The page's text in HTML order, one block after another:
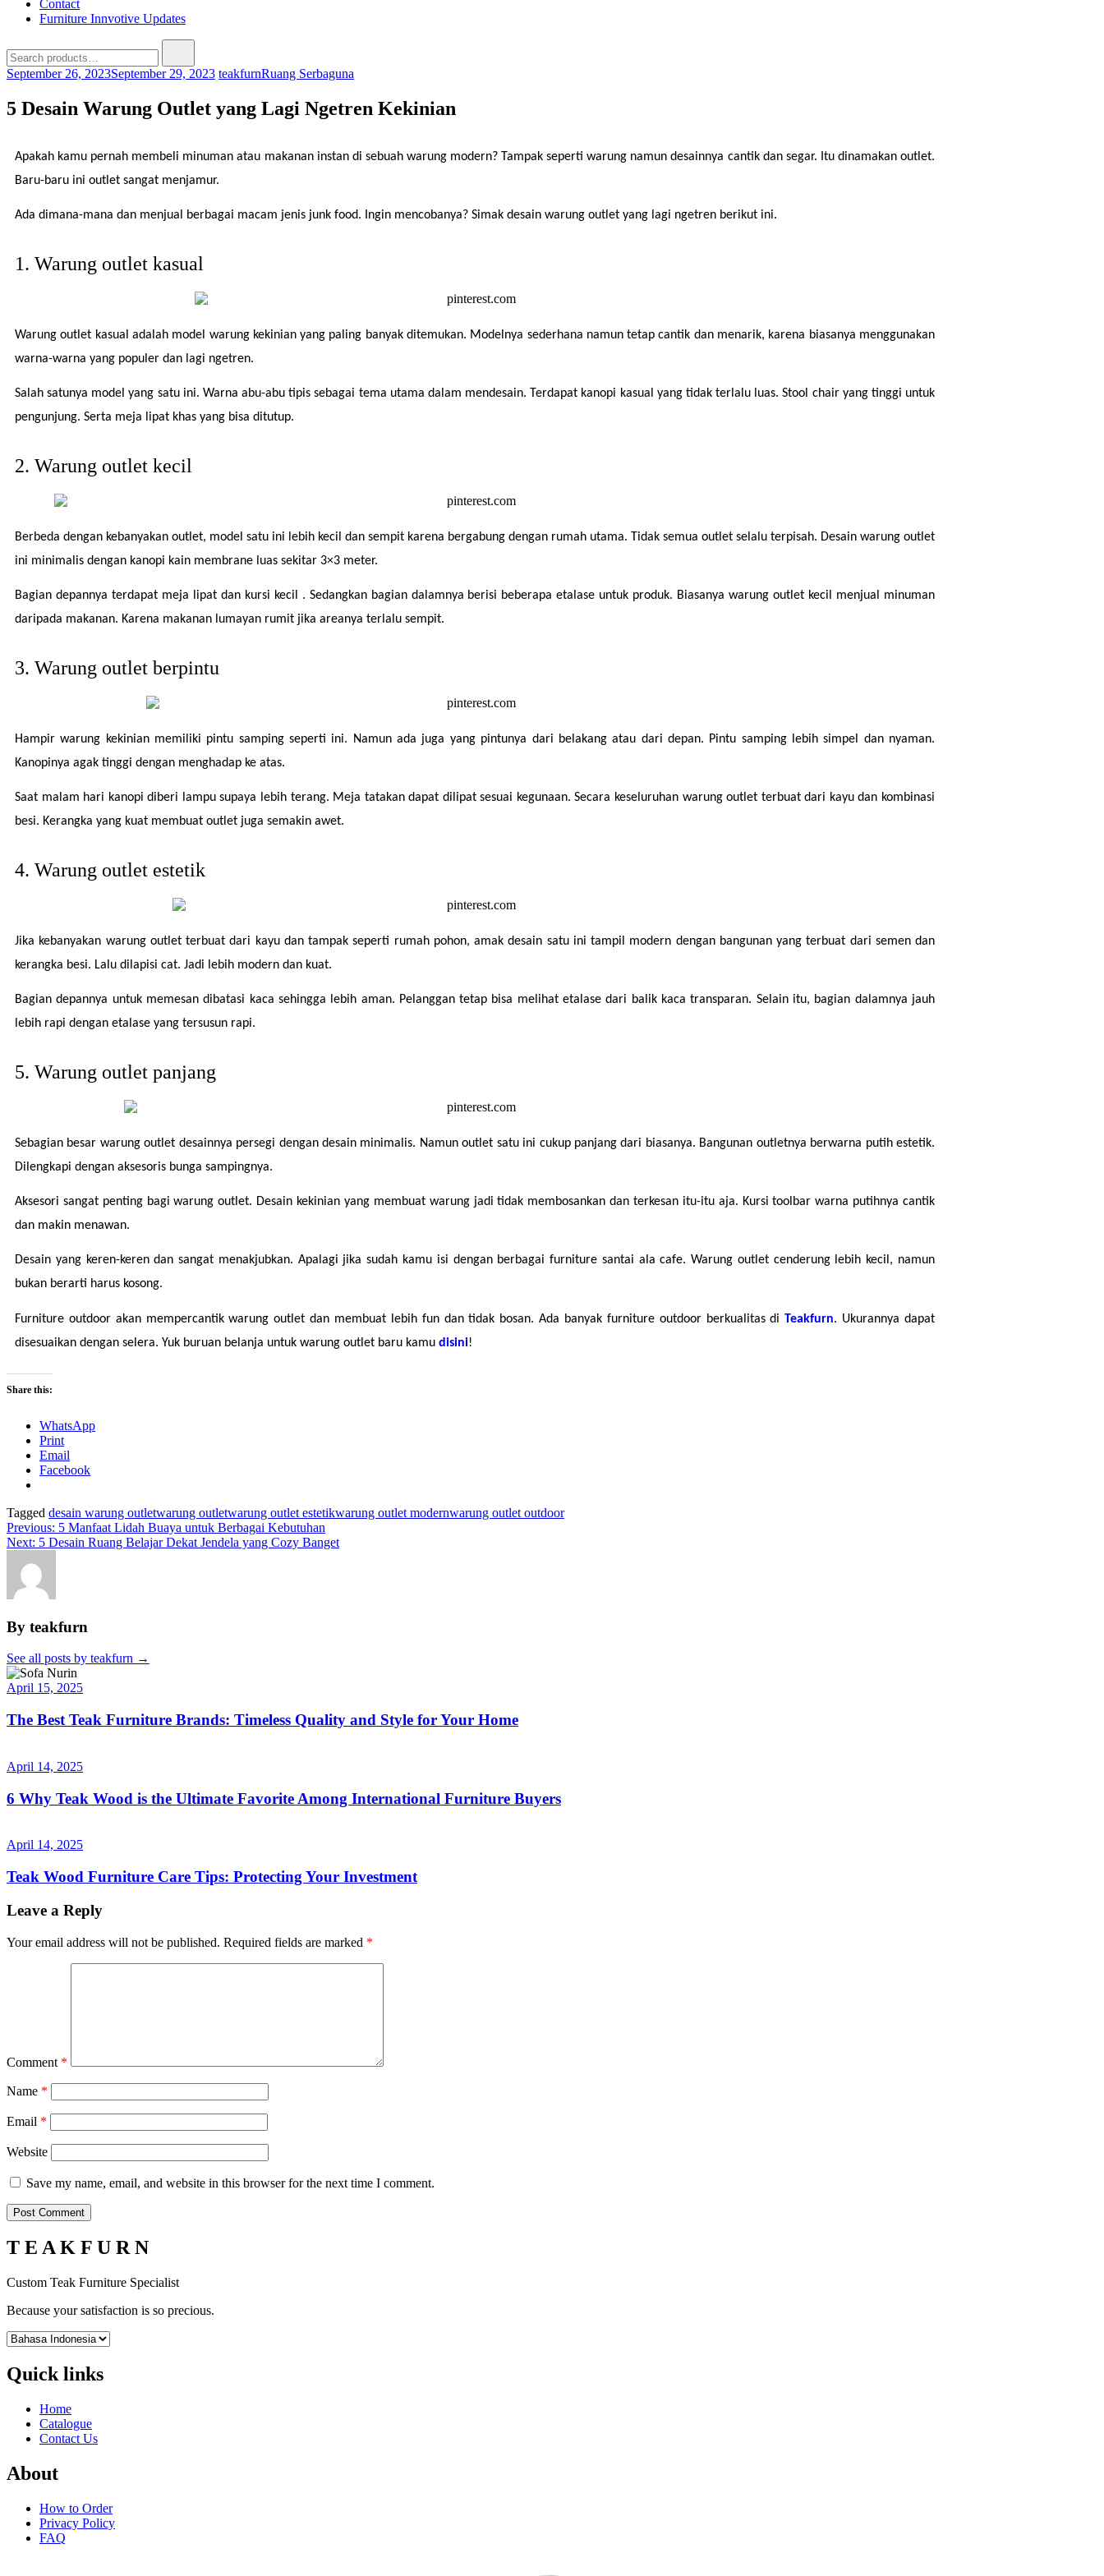
Contact
Furniture Innvotive Updates
September 26, 2023September 29, 2023 teakfurnRuang Serbaguna
5 Desain Warung Outlet yang Lagi Ngetren Kekinian
Apakah kamu pernah membeli minuman atau makanan instan di sebuah warung modern? Tampak seperti warung namun desainnya cantik dan segar. Itu dinamakan outlet.
Baru-baru ini outlet sangat menjamur.
Ada dimana-mana dan menjual berbagai macam jenis junk food. Ingin mencobanya? Simak desain warung outlet yang lagi ngetren berikut ini.
1. Warung outlet kasual
Warung outlet kasual adalah model warung kekinian yang paling banyak ditemukan. Modelnya sederhana namun tetap cantik dan menarik, karena biasanya menggunakan
warna-warna yang populer dan lagi ngetren.
Salah satunya model yang satu ini. Warna abu-abu tipis sebagai tema utama dalam mendesain. Terdapat kanopi kasual yang tidak terlalu luas. Stool chair yang tinggi untuk
pengunjung. Serta meja lipat khas yang bisa ditutup.
2. Warung outlet kecil
Berbeda dengan kebanyakan outlet, model satu ini lebih kecil dan sempit karena bergabung dengan rumah utama. Tidak semua outlet selalu terpisah. Desain warung outlet
ini minimalis dengan kanopi kain membrane luas sekitar 3×3 meter.
Bagian depannya terdapat meja lipat dan kursi kecil . Sedangkan bagian dalamnya berisi beberapa etalase untuk produk. Biasanya warung outlet kecil menjual minuman
daripada makanan. Karena makanan lumayan rumit jika areanya terlalu sempit.
3. Warung outlet berpintu
Hampir warung kekinian memiliki pintu samping seperti ini. Namun ada juga yang pintunya dari belakang atau dari depan. Pintu samping lebih simpel dan nyaman.
Kanopinya agak tinggi dengan menghadap ke atas.
Saat malam hari kanopi diberi lampu supaya lebih terang. Meja tatakan dapat dilipat sesuai kegunaan. Secara keseluruhan warung outlet terbuat dari kayu dan kombinasi
besi. Kerangka yang kuat membuat outlet juga semakin awet.
4. Warung outlet estetik
Jika kebanyakan warung outlet terbuat dari kayu dan tampak seperti rumah pohon, amak desain satu ini tampil modern dengan bangunan yang terbuat dari semen dan
kerangka besi. Lalu dilapisi cat. Jadi lebih modern dan kuat.
Bagian depannya untuk memesan dibatasi kaca sehingga lebih aman. Pelanggan tetap bisa melihat etalase dari balik kaca transparan. Selain itu, bagian dalamnya jauh
lebih rapi dengan etalase yang tersusun rapi.
5. Warung outlet panjang
Sebagian besar warung outlet desainnya persegi dengan desain minimalis. Namun outlet satu ini cukup panjang dari biasanya. Bangunan outletnya berwarna putih estetik.
Dilengkapi dengan aksesoris bunga sampingnya.
Aksesori sangat penting bagi warung outlet. Desain kekinian yang membuat warung jadi tidak membosankan dan terkesan itu-itu aja. Kursi toolbar warna putihnya cantik
dan makin menawan.
Desain yang keren-keren dan sangat menakjubkan. Apalagi jika sudah kamu isi dengan berbagai furniture santai ala cafe. Warung outlet cenderung lebih kecil, namun
bukan berarti harus kosong.
Furniture outdoor akan mempercantik warung outlet dan membuat lebih fun dan tidak bosan. Ada banyak furniture outdoor berkualitas di Teakfurn. Ukurannya dapat
disesuaikan dengan selera. Yuk buruan belanja untuk warung outlet baru kamu disini!
Share this:
WhatsApp
Print
Email
Facebook
Tagged desain warung outletwarung outletwarung outlet estetikwarung outlet modernwarung outlet outdoor
Previous: 5 Manfaat Lidah Buaya untuk Berbagai Kebutuhan
Next: 5 Desain Ruang Belajar Dekat Jendela yang Cozy Banget
By teakfurn
See all posts by teakfurn →
April 15, 2025
The Best Teak Furniture Brands: Timeless Quality and Style for Your Home
April 14, 2025
6 Why Teak Wood is the Ultimate Favorite Among International Furniture Buyers
April 14, 2025
Teak Wood Furniture Care Tips: Protecting Your Investment
Leave a Reply
Your email address will not be published. Required fields are marked *
Comment *
Name *
Email *
Website
Save my name, email, and website in this browser for the next time I comment.
T E A K F U R N
Custom Teak Furniture Specialist
Because your satisfaction is so precious.
Quick links
Home
Catalogue
Contact Us
About
How to Order
Privacy Policy
FAQ